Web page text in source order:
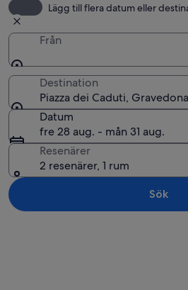
Lägg till flera datum eller
Från
Destination
Piazza dei Caduti,
Datum
fre 28 aug. - mån 31 aug.
Resenärer
2 resenärer, 1 rum
Sök